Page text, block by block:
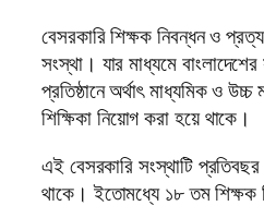
বেসরকারি শিক্ষক নিবন্ধন ও
সংস্থা। যার মাধ্যমে
প্রতিষ্ঠানে অর্থাৎ মাধ্যমিক ও উচ্চ
শিক্ষিকা নিয়োগ করা হয়ে থাকে।
এই বেসরকারি সংস্থাটি
থাকে। ইতোমধ্যে ১৮ তম শিক্ষক